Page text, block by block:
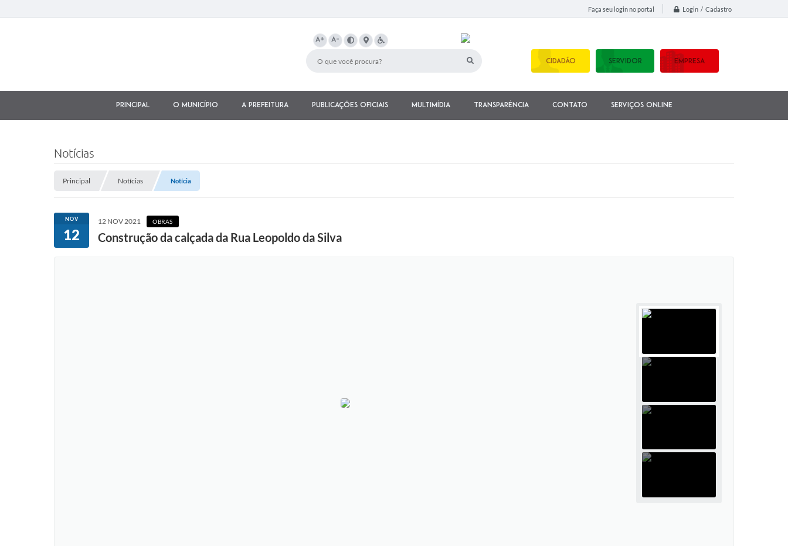
Faça seu login no portal Login / Cadastro
A+ A-
CIDADÃO SERVIDOR EMPRESA
Principal O município A Prefeitura Publicações Oficiais Multimídia Transparência Contato Serviços Online
Notícias
Principal Notícias Notícia
NOV
12
12 NOV 2021 OBRAS
Construção da calçada da Rua Leopoldo da Silva